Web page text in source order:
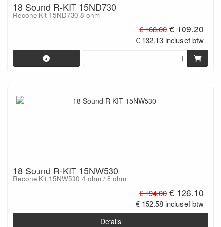
18 Sound R-KIT 15ND730
Recone Kit 15ND730 8 ohm
€ 168.00 € 109.20
€ 132.13 inclusief btw
18 Sound R-KIT 15NW530
Recone Kit 15NW530 4 ohm / 8 ohm
€ 194.00 € 126.10
€ 152.58 inclusief btw
Details